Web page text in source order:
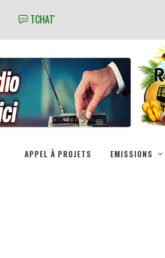
TCHAT'
APPEL À PROJETS EMISSIONS